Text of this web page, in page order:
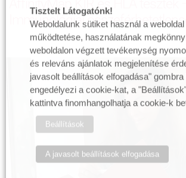
AffinityMap KIR és HLA tesztek –
Immunológiai
Tisztelt Látogatónk!
Weboldalunk sütiket használ a weboldal
működtetése, használatának
weboldalon végzett tevékenység
és releváns ajánlatok megjelenítése
javasolt beállítások elfogadása"
engedélyezi a cookie-kat, a
kattintva finomhangolhatja a cookie-k
Beállítások
A javasolt beállítások elfogadása